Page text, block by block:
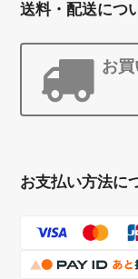
送料・配送につ
お買
お支払い方法に